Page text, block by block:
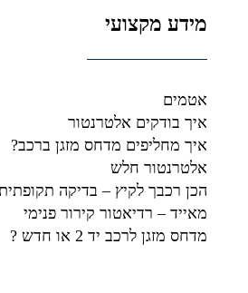
מידע מקצועי
אטמים
איך בודקים אלטרנטור
איך מחליפים מדחס מזגן ברכב?
אלטרנטור חלש
הכן רכבך לקיץ – בדיקה תקופתית
מאייד – רדיאטור קירור פנימי
מדחס מזגן לרכב יד 2 או חדש ?